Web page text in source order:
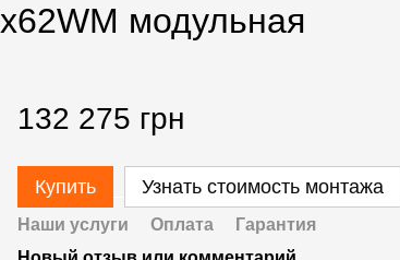
модульная
132 275 грн
Купить Узнать стоимость монтажа
Наши услуги Оплата
Гарантия